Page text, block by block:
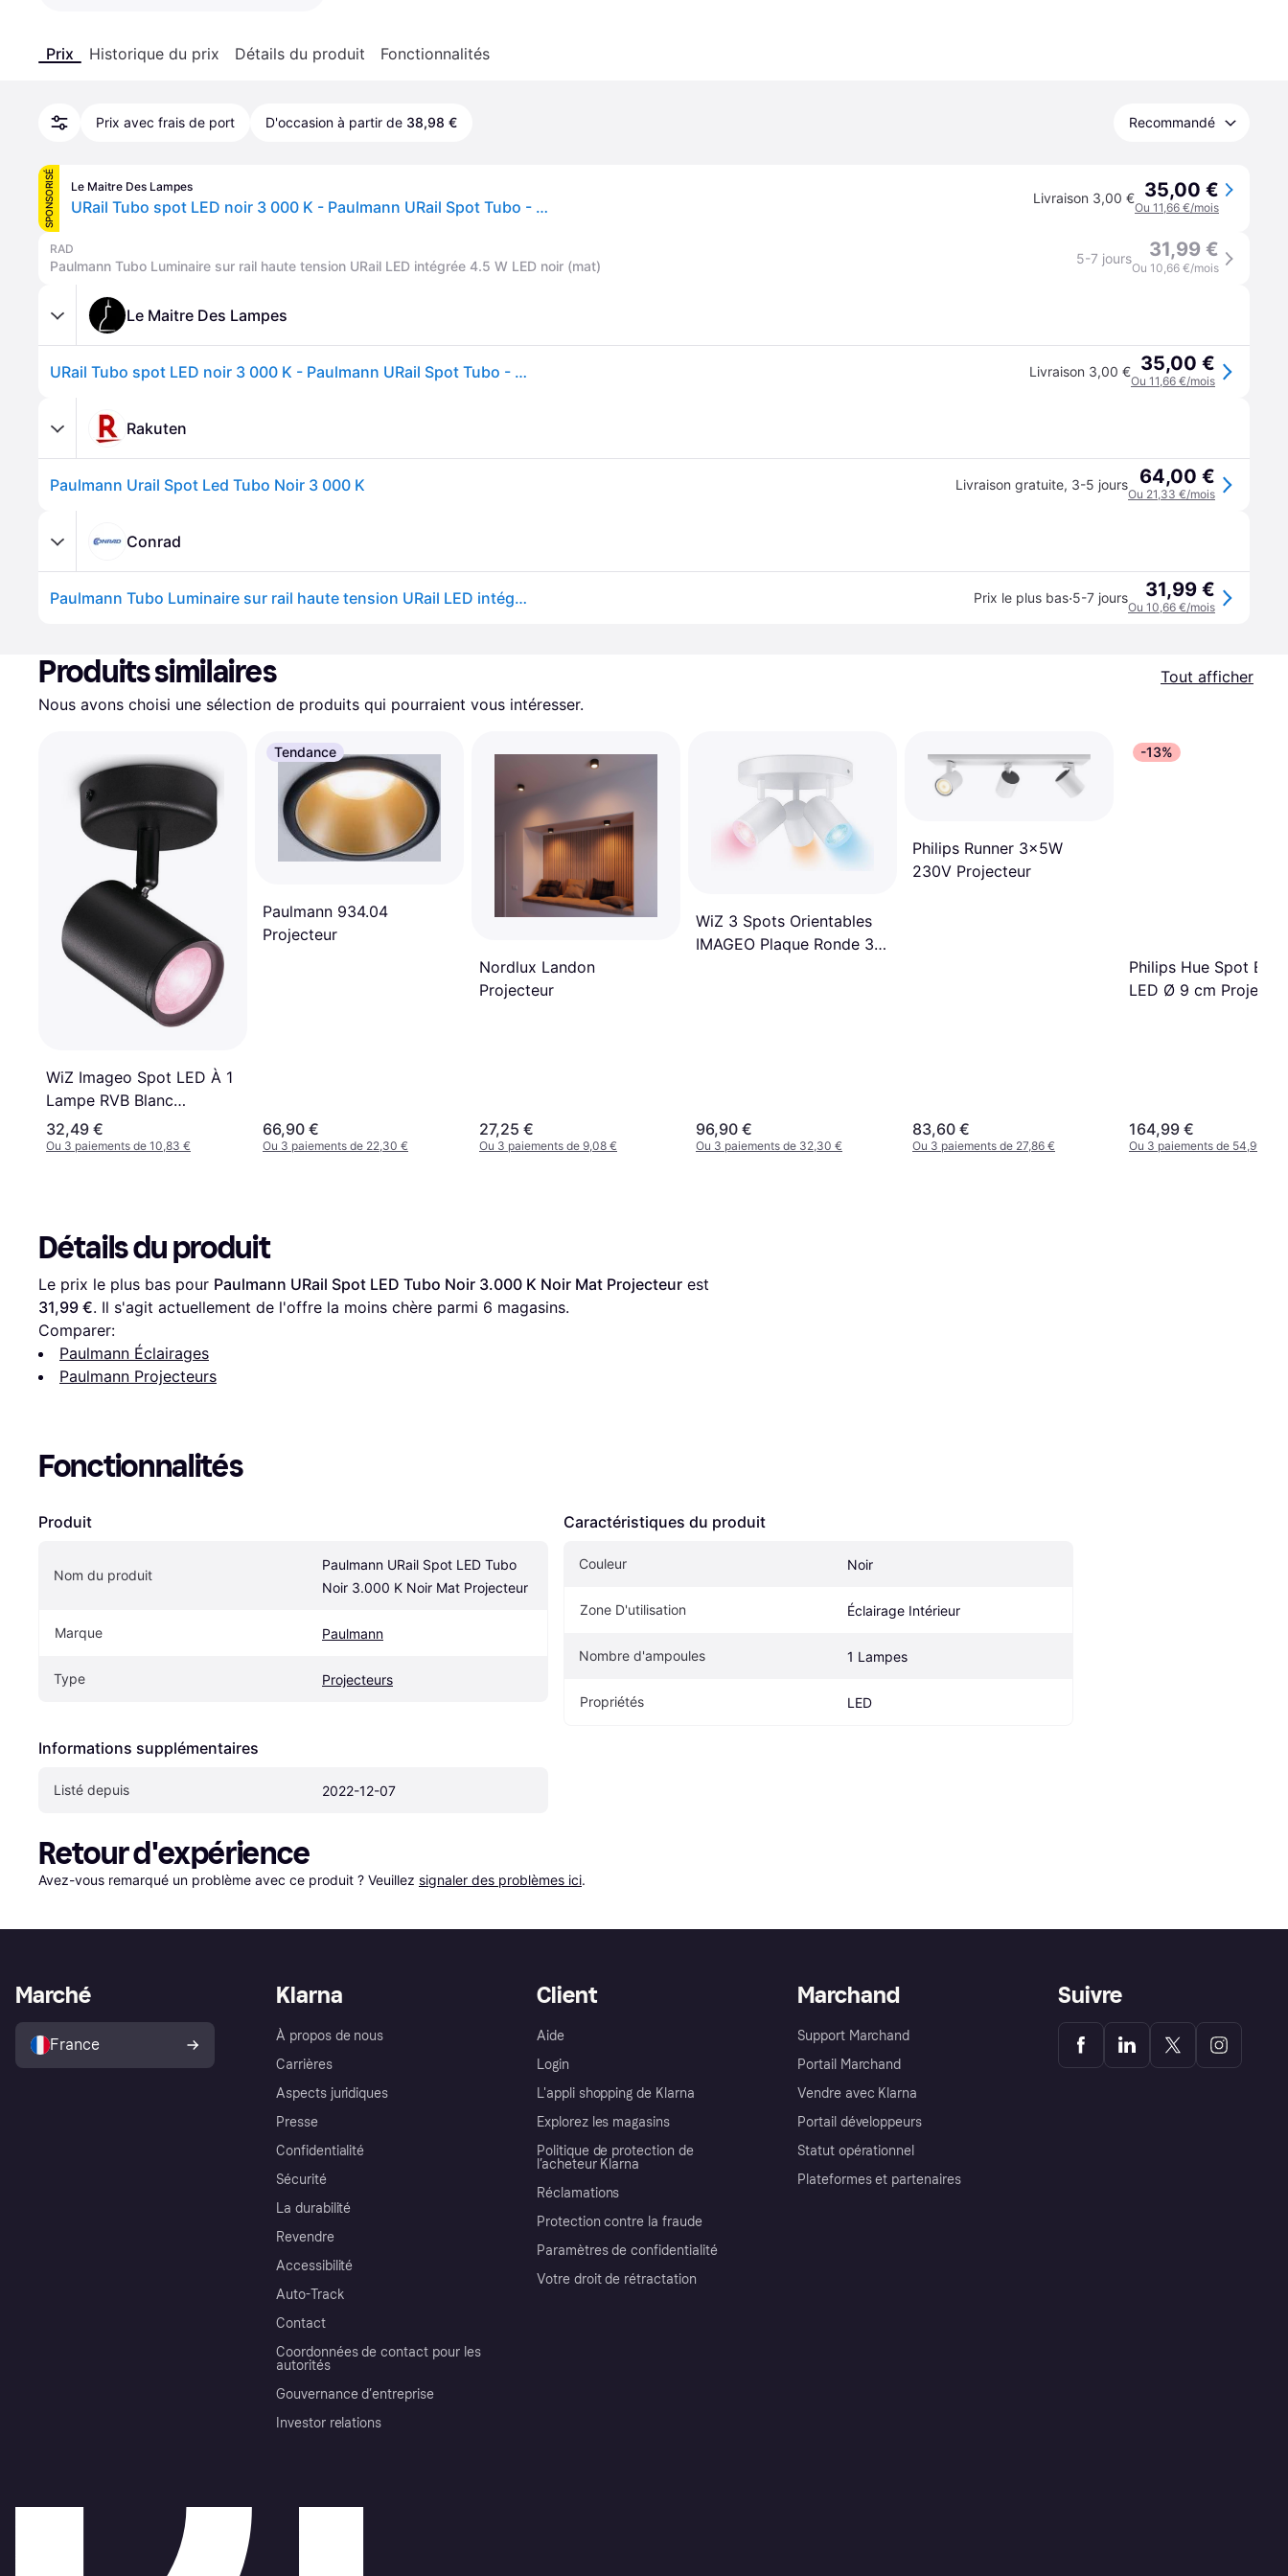
Prix Historique du prix Détails du produit Fonctionnalités
Prix avec frais de port D'occasion à partir de 38,98 € Recommandé
SPONSORISÉ Le Maitre Des Lampes
URail Tubo spot LED noir 3 000 K - Paulmann URail Spot Tubo - Salon / séjour - Moderne - Métal - À ampoule unique Livraison 3,00 € 35,00 €
Ou 11,66 €/mois
RAD
Paulmann Tubo Luminaire sur rail haute tension URail LED intégrée 4.5 W LED noir (mat) 5-7 jours 31,99 €
Ou 10,66 €/mois
Le Maitre Des Lampes
URail Tubo spot LED noir 3 000 K - Paulmann URail Spot Tubo - Salon / séjour - Moderne - Métal - À ampoule unique Livraison 3,00 € 35,00 €
Ou 11,66 €/mois
Rakuten
Paulmann Urail Spot Led Tubo Noir 3 000 K Livraison gratuite, 3-5 jours 64,00 €
Ou 21,33 €/mois
Conrad
Paulmann Tubo Luminaire sur rail haute tension URail LED intégrée 4.5 W LED noir (mat) Prix le plus bas·5-7 jours 31,99 €
Ou 10,66 €/mois
Produits similaires
Tout afficher
Nous avons choisi une sélection de produits qui pourraient vous intéresser.
WiZ Imageo Spot LED À 1
Lampe RVB Blanc
Projecteur
32,49 €
Ou 3 paiements de 10,83 €
Tendance
Paulmann 934.04
Projecteur
66,90 €
Ou 3 paiements de 22,30 €
Nordlux Landon
Projecteur
27,25 €
Ou 3 paiements de 9,08 €
WiZ 3 Spots Orientables
IMAGEO Plaque Ronde 3
96,90 €
Ou 3 paiements de 32,30 €
Philips Runner 3x5W
230V Projecteur
83,60 €
Ou 3 paiements de 27,86 €
-13%
Philips Hue Spot
LED Ø 9 cm
164,99 €
Ou 3 paiements de 54,99 €
Détails du produit
Le prix le plus bas pour Paulmann URail Spot LED Tubo Noir 3.000 K Noir Mat Projecteur
31,99 €. Il s'agit actuellement de l'offre la moins chère parmi 6 magasins.
Comparer:
Paulmann Éclairages
Paulmann Projecteurs
Fonctionnalités
Produit
Nom du produit
Paulmann URail Spot LED Tubo
Noir 3.000 K Noir Mat Projecteur
Marque Paulmann
Type Projecteurs
Informations supplémentaires
Listé depuis 2022-12-07
Caractéristiques du produit
Couleur Noir
Zone D'utilisation Éclairage Intérieur
Nombre d'ampoules 1 Lampes
Propriétés LED
Retour d'expérience
Avez-vous remarqué un problème avec ce produit ? Veuillez signaler des problèmes ici.
Klarna
À propos de nous
Carrières
Aspects juridiques
Presse
Confidentialité
Sécurité
La durabilité
Revendre
Accessibilité
Auto-Track
Contact
Coordonnées de contact pour les
autorités
Gouvernance d’entreprise
Investor relations
Client
Aide
Login
L'appli shopping de Klarna
Explorez les magasins
Politique de protection de
l’acheteur Klarna
Réclamations
Protection contre la fraude
Paramètres de confidentialité
Votre droit de rétractation
Marchand
Support Marchand
Portail Marchand
Vendre avec Klarna
Portail développeurs
Statut opérationnel
Plateformes et partenaires
Marché
France
Suivre